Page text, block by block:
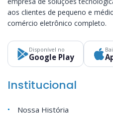
aos clientes de pequeno e
comércio eletrônico completo.
Disponível no
Google Play
Institucional
Nossa História